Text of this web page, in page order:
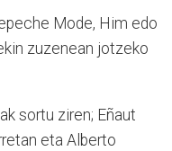
Mode, Him edo
zuzenean jotzeko
sortu ziren; Eñaut
eta Alberto